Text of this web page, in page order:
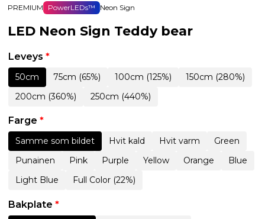
PREMIUM PowerLEDs™ Neon Sign
LED Neon Sign Teddy bear
Leveys *
50cm 75cm (65%) 100cm (125%)
150cm (280%)
200cm (360%)
250cm (440%)
Farge *
Samme som bildet Hvit kald Hvit varm
Green
Punainen
Pink Purple Yellow Orange
Blue
Light Blue
Full Color (22%)
Bakplate *